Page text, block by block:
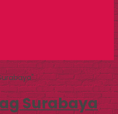
Surabaya